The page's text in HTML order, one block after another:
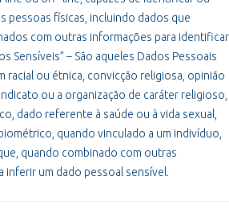
pessoas físicas, incluindo dados que
com outras informações para identificar
Sensíveis” – São aqueles Dados Pessoais
racial ou étnica, convicção religiosa, opinião
ou a organização de caráter religioso,
dado referente à saúde ou à vida sexual,
quando vinculado a um indivíduo,
quando combinado com outras
inferir um dado pessoal sensível.